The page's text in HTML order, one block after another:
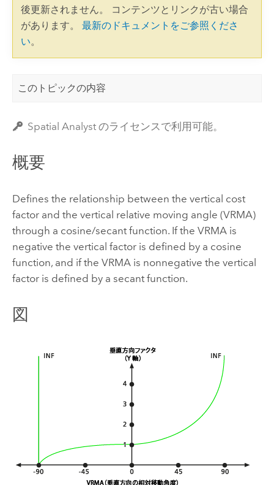
後更新されません。 コンテンツとリンクが古い場合
があります。 最新のドキュメントをご参照くださ
い。
このトピックの内容
Spatial Analyst のライセンスで利用可能。
概要
Defines the relationship between the vertical cost
factor and the vertical relative moving angle (VRMA)
through a cosine/secant function. If the VRMA is
negative the vertical factor is defined by a cosine
function, and if the VRMA is nonnegative the vertical
factor is defined by a secant function.
図